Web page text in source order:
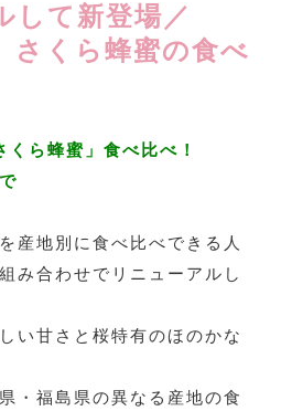
して新登場／
さくら蜂蜜の食べ
ら蜂蜜」食べ比べ！
産地別に食べ比べできる人
み合わせでリニューアルし
い甘さと桜特有のほのかな
・福島県の異なる産地の食